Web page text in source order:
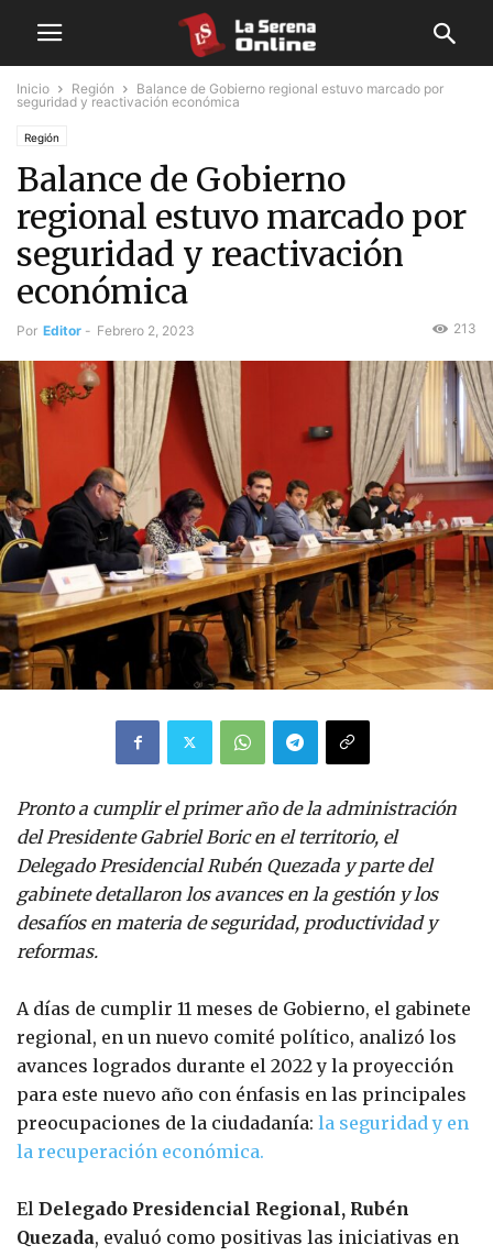
Inicio Región
Balance de Gobierno regional estuvo marcado por
seguridad y reactivación económica
Región
Balance de Gobierno
regional estuvo marcado por
seguridad y reactivación
económica
Por Editor - Febrero 2, 2023 213
Pronto a cumplir el primer año de la administración
del Presidente Gabriel Boric en el territorio, el
Delegado Presidencial Rubén Quezada y parte del
gabinete detallaron los avances en la gestión y los
desafíos en materia de seguridad, productividad y
reformas.
A días de cumplir 11 meses de Gobierno, el gabinete
regional, en un nuevo comité político, analizó los
avances logrados durante el 2022 y la proyección
para este nuevo año con énfasis en las principales
preocupaciones de la ciudadanía: la seguridad y en
la recuperación económica.
El Delegado Presidencial Regional, Rubén
Quezada, evaluó como positivas las iniciativas en